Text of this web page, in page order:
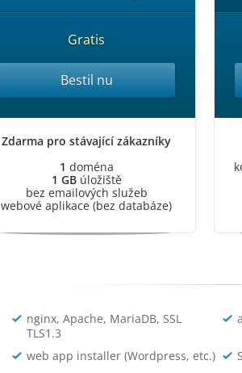
Gratis
Bestil nu
Zdarma pro stávající zákazníky
1 doména
1 GBúložiště
bez emailových služeb
webové aplikace (bez databáze)
nginx, Apache, MariaDB, SSL
TLS1.3
web app installer (Wordpress, etc.)